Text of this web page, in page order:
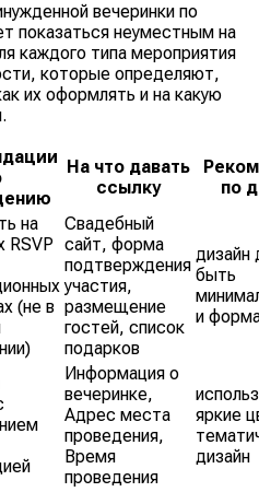
вечеринки по
показаться неуместным на
каждого типа мероприятия
которые определяют,
их оформлять и на какую
На что давать
ссылку
по
на
RSVP
(не в
Свадебный
сайт, форма
подтверждения
участия,
размещение
гостей, список
подарков
дизайн
быть
и
Информация о
вечеринке,
Адрес места
проведения,
Время
проведения
яркие
дизайн